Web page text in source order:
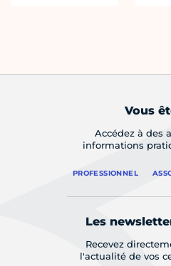
Vous
Accédez à des
informations
PROFESSIONNEL
Les
Recevez
l'actualité de vos